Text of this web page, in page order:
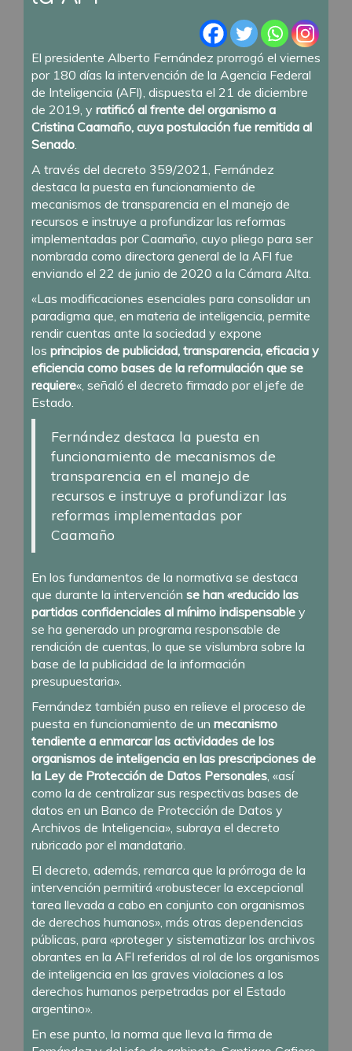
El presidente Alberto Fernández prorrogó el viernes
por 180 días la intervención de la Agencia Federal
de Inteligencia (AFI), dispuesta el 21 de diciembre
de 2019, y ratificó al frente del organismo a
Cristina Caamaño, cuya postulación fue remitida al
Senado.
A través del decreto 359/2021, Fernández
destaca la puesta en funcionamiento de
mecanismos de transparencia en el manejo de
recursos e instruye a profundizar las reformas
implementadas por Caamaño, cuyo pliego para ser
nombrada como directora general de la AFI fue
enviando el 22 de junio de 2020 a la Cámara Alta.
«Las modificaciones esenciales para consolidar un
paradigma que, en materia de inteligencia, permite
rendir cuentas ante la sociedad y expone
los principios de publicidad, transparencia, eficacia y
eficiencia como bases de la reformulación que se
requiere«, señaló el decreto firmado por el jefe de
Estado.
Fernández destaca la puesta en
funcionamiento de mecanismos de
transparencia en el manejo de
recursos e instruye a profundizar las
reformas implementadas por
Caamaño
En los fundamentos de la normativa se destaca
que durante la intervención se han «reducido las
partidas confidenciales al mínimo indispensable y
se ha generado un programa responsable de
rendición de cuentas, lo que se vislumbra sobre la
base de la publicidad de la información
presupuestaria».
Fernández también puso en relieve el proceso de
puesta en funcionamiento de un mecanismo
tendiente a enmarcar las actividades de los
organismos de inteligencia en las prescripciones de
la Ley de Protección de Datos Personales, «así
como la de centralizar sus respectivas bases de
datos en un Banco de Protección de Datos y
Archivos de Inteligencia», subraya el decreto
rubricado por el mandatario.
El decreto, además, remarca que la prórroga de la
intervención permitirá «robustecer la excepcional
tarea llevada a cabo en conjunto con organismos
de derechos humanos», más otras dependencias
públicas, para «proteger y sistematizar los archivos
obrantes en la AFI referidos al rol de los organismos
de inteligencia en las graves violaciones a los
derechos humanos perpetradas por el Estado
argentino».
En ese punto, la norma que lleva la firma de